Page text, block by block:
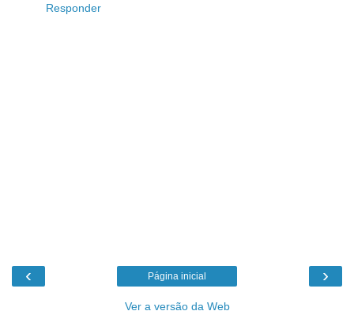
Responder
‹ ›
Página inicial
Ver a versão da Web